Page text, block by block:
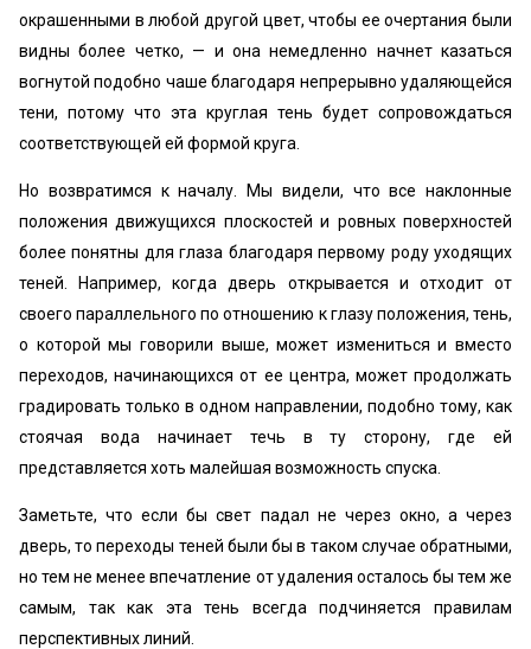
окрашенными в любой другой цвет, чтобы ее очертания были
видны более четко, — и она немедленно начнет казаться
вогнутой подобно чаше благодаря непрерывно удаляющейся
тени, потому что эта круглая тень будет сопровождаться
соответствующей ей формой круга.
Но возвратимся к началу. Мы видели, что все наклонные
положения движущихся плоскостей и ровных поверхностей
более понятны для глаза благодаря первому роду уходящих
теней. Например, когда дверь открывается и отходит от
своего параллельного по отношению к глазу положения, тень,
о которой мы говорили выше, может измениться и вместо
переходов, начинающихся от ее центра, может продолжать
градировать только в одном направлении, подобно тому, как
стоячая вода начинает течь в ту сторону, где ей
представляется хоть малейшая возможность спуска.
Заметьте, что если бы свет падал не через окно, а через
дверь, то переходы теней были бы в таком случае обратными,
но тем не менее впечатление от удаления осталось бы тем же
самым, так как эта тень всегда подчиняется правилам
перспективных линий.